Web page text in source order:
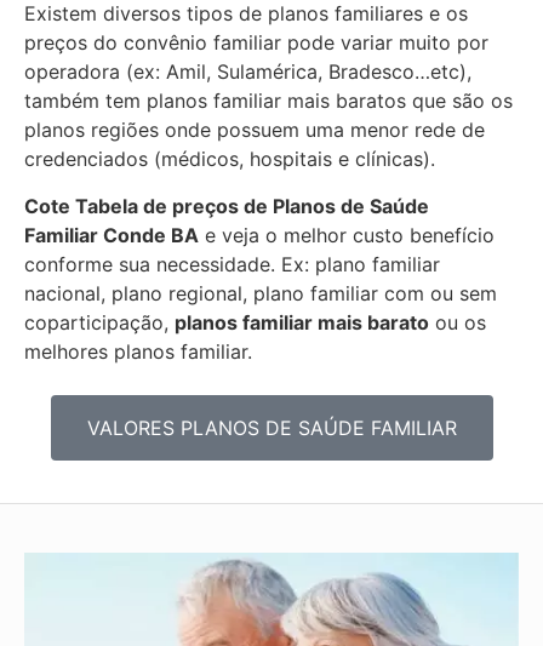
Existem diversos tipos de planos familiares e os
preços do convênio familiar pode variar muito por
operadora (ex: Amil, Sulamérica, Bradesco…etc),
também tem planos familiar mais baratos que são os
planos regiões onde possuem uma menor rede de
credenciados (médicos, hospitais e clínicas).
Cote Tabela de preços de Planos de Saúde
Familiar Conde BA e veja o melhor custo benefício
conforme sua necessidade. Ex: plano familiar
nacional, plano regional, plano familiar com ou sem
coparticipação, planos familiar mais barato ou os
melhores planos familiar.
VALORES PLANOS DE SAÚDE FAMILIAR